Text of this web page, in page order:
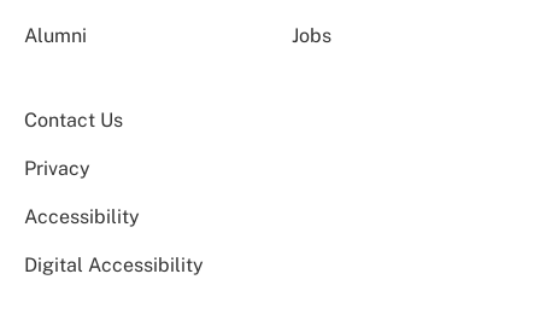
Alumni Jobs
Contact Us
Privacy
Accessibility
Digital Accessibility